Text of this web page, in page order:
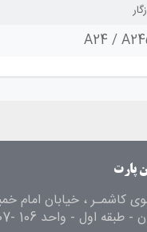
A24 /
پارت
اول - واحد 106 -107 و 108